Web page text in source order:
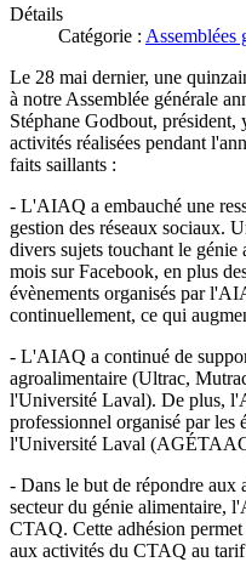
Détails
Catégorie : Assemblées
Le 28 mai dernier, une
à notre Assemblée générale
Stéphane Godbout, président,
activités réalisées pendant
faits saillants :
- L'AIAQ a embauché une
gestion des réseaux sociaux.
divers sujets touchant le
mois sur Facebook, en plus
évènements organisés par
continuellement, ce qui
- L'AIAQ a continué de
agroalimentaire (Ultrac,
l'Université Laval). De plus,
professionnel organisé par les
l'Université Laval
- Dans le but de répondre aux
secteur du génie alimentaire,
CTAQ. Cette adhésion
aux activités du CTAQ au